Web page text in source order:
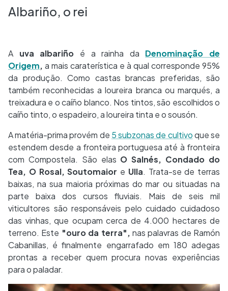
Albariño, o rei
A uva albariño é a rainha da Denominação de
Origem, a mais caraterística e à qual corresponde 95%
da produção. Como castas brancas preferidas, são
também reconhecidas a loureira branca ou marqués, a
treixadura e o caíño blanco. Nos tintos, são escolhidos o
caíño tinto, o espadeiro, a loureira tinta e o sousón.
A matéria-prima provém de 5 subzonas de cultivoque se
estendem desde a fronteira portuguesa até à fronteira
com Compostela. São elas O Salnés, Condado do
Tea, O Rosal, Soutomaior e Ulla. Trata-se de terras
baixas, na sua maioria próximas do mar ou situadas na
parte baixa dos cursos fluviais. Mais de seis mil
viticultores são responsáveis pelo cuidado cuidadoso
das vinhas, que ocupam cerca de 4.000 hectares de
terreno. Este "ouro da terra", nas palavras de Ramón
Cabanillas, é finalmente engarrafado em 180 adegas
prontas a receber quem procura novas experiências
para o paladar.